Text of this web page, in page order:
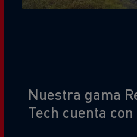
Title
Nuestra gama
Tech cuenta con